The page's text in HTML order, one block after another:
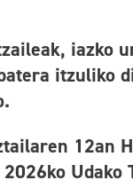
iazko
itzuliko
12an